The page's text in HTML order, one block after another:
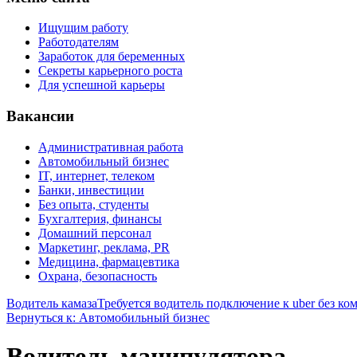
Ищущим работу
Работодателям
Заработок для беременных
Секреты карьерного роста
Для успешной карьеры
Вакансии
Административная работа
Автомобильный бизнес
IT, интернет, телеком
Банки, инвестиции
Без опыта, студенты
Бухгалтерия, финансы
Домашний персонал
Маркетинг, реклама, PR
Медицина, фармацевтика
Охрана, безопасность
Водитель камазаТребуется водитель подключение к uber без
Вернуться к: Автомобильный бизнес